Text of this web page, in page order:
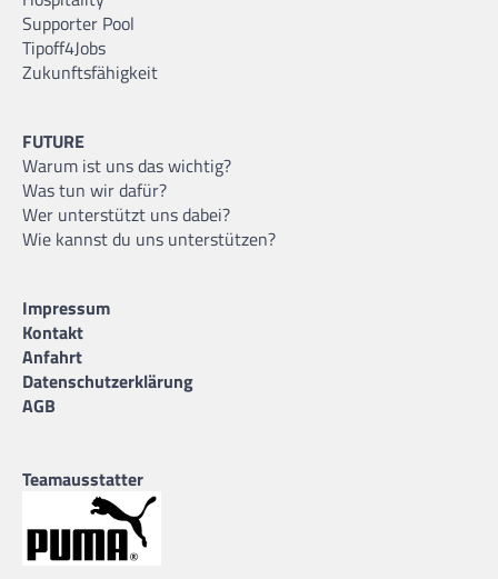
Supporter Pool
Tipoff4Jobs
Zukunftsfähigkeit
FUTURE
Warum ist uns das wichtig?
Was tun wir dafür?
Wer unterstützt uns dabei?
Wie kannst du uns unterstützen?
Impressum
Kontakt
Anfahrt
Datenschutzerklärung
AGB
Teamausstatter